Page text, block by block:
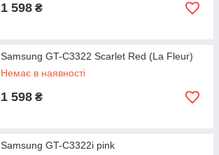
1 598 ₴
Samsung GT-C3322 Scarlet Red (La Fleur)
Немає в наявності
1 598 ₴
Samsung GT-C3322i pink